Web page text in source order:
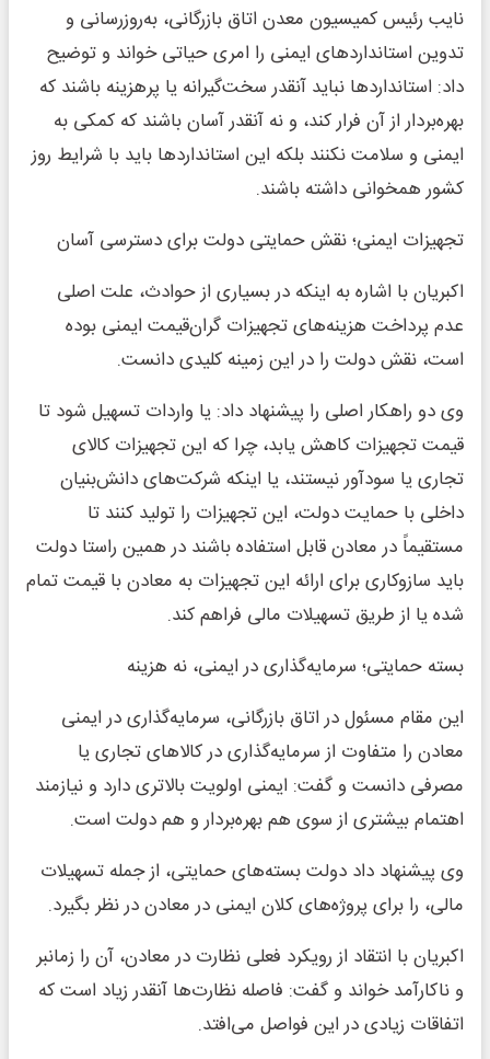
نایب رئیس کمیسیون معدن اتاق بازرگانی، به‌روزرسانی و
تدوین استانداردهای ایمنی را امری حیاتی خواند و توضیح
داد: استانداردها نباید آنقدر سخت‌گیرانه یا پرهزینه باشند که
بهره‌بردار از آن فرار کند، و نه آنقدر آسان باشند که کمکی به
ایمنی و سلامت نکنند بلکه این استانداردها باید با شرایط روز
کشور همخوانی داشته باشند.
تجهیزات ایمنی؛ نقش حمایتی دولت برای دسترسی آسان
اکبریان با اشاره به اینکه در بسیاری از حوادث، علت اصلی
عدم پرداخت هزینه‌های تجهیزات گران‌قیمت ایمنی بوده
است، نقش دولت را در این زمینه کلیدی دانست.
وی دو راهکار اصلی را پیشنهاد داد: یا واردات تسهیل شود تا
قیمت تجهیزات کاهش یابد، چرا که این تجهیزات کالای
تجاری یا سودآور نیستند، یا اینکه شرکت‌های دانش‌بنیان
داخلی با حمایت دولت، این تجهیزات را تولید کنند تا
مستقیماً در معادن قابل استفاده باشند در همین راستا دولت
باید سازوکاری برای ارائه این تجهیزات به معادن با قیمت تمام
شده یا از طریق تسهیلات مالی فراهم کند.
بسته حمایتی؛ سرمایه‌گذاری در ایمنی، نه هزینه
این مقام مسئول در اتاق بازرگانی، سرمایه‌گذاری در ایمنی
معادن را متفاوت از سرمایه‌گذاری در کالاهای تجاری یا
مصرفی دانست و گفت: ایمنی اولویت بالاتری دارد و نیازمند
اهتمام بیشتری از سوی هم بهره‌بردار و هم دولت است.
وی پیشنهاد داد دولت بسته‌های حمایتی، از جمله تسهیلات
مالی، را برای پروژه‌های کلان ایمنی در معادن در نظر بگیرد.
اکبریان با انتقاد از رویکرد فعلی نظارت در معادن، آن را زمانبر
و ناکارآمد خواند و گفت: فاصله نظارت‌ها آنقدر زیاد است که
اتفاقات زیادی در این فواصل می‌افتد.